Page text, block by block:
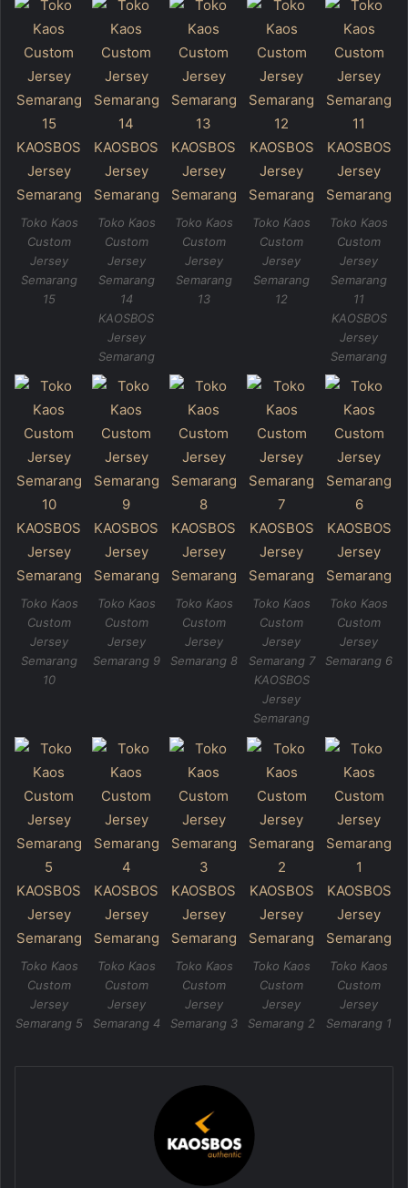
Toko Kaos
Custom
Jersey
Semarang
15
Toko Kaos
Custom
Jersey
Semarang
14
KAOSBOS
Jersey
Semarang
Toko Kaos
Custom
Jersey
Semarang
13
Toko Kaos
Custom
Jersey
Semarang
12
Toko Kaos
Custom
Jersey
Semarang
11
KAOSBOS
Jersey
Semarang
Toko Kaos
Custom
Jersey
Semarang
10
Toko Kaos
Custom
Jersey
Semarang 9
Toko Kaos
Custom
Jersey
Semarang 8
Toko Kaos
Custom
Jersey
Semarang 7
KAOSBOS
Jersey
Semarang
Toko Kaos
Custom
Jersey
Semarang 6
Toko Kaos
Custom
Jersey
Semarang 5
Toko Kaos
Custom
Jersey
Semarang 4
Toko Kaos
Custom
Jersey
Semarang 3
Toko Kaos
Custom
Jersey
Semarang 2
Toko Kaos
Custom
Jersey
Semarang 1